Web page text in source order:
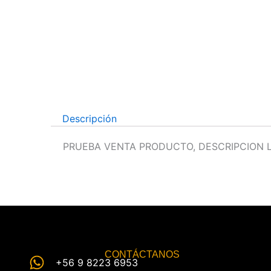
Descripción
PRUEBA VENTA PRODUCTO, DESCRIPCION
CONTÁCTANOS
+56 9 8223 6953